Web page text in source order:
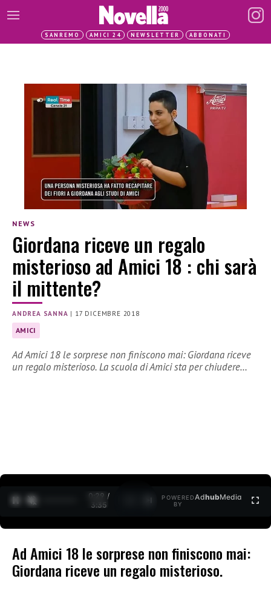
SANREMO AMICI 24 NEWSLETTER ABBONATI
NEWS
Giordana riceve un regalo
misterioso ad Amici 18 : chi sarà
il mittente?
ANDREA SANNA | 17 DICEMBRE 2018
AMICI
Ad Amici 18 le sorprese non finiscono mai: Giordana riceve
un regalo misterioso. La scuola di Amici sta per chiudere…
0:30 /
3:35
POWERED
BY
AdhubMedia
Ad Amici 18 le sorprese non finiscono mai:
Giordana riceve un regalo misterioso.